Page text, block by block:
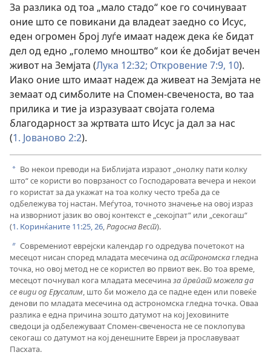
За разлика од тоа „мало стадо“ кое го сочинуваат
оние што се повикани да владеат заедно со Исус,
еден огромен број луѓе имаат надеж дека ќе бидат
дел од едно „големо мноштво“ кои ќе добијат вечен
живот на Земјата (Лука 12:32; Откровение 7:9, 10).
Иако оние што имаат надеж да живеат на Земјата не
земаат од симболите на Спомен-свеченоста, во таа
прилика и тие ја изразуваат својата голема
благодарност за жртвата што Исус ја дал за нас
(1. Јованово 2:2).
a Во некои преводи на Библијата изразот „онолку пати колку
што“ се користи во поврзаност со Господаровата вечера и некои
го користат за да укажат на тоа колку често треба да се
одбележува тој настан. Меѓутоа, точното значење на овој израз
на изворниот јазик во овој контекст е „секојпат“ или „секогаш“
(1. Коринќаните 11:25, 26 Радосна Вест).
b Современиот еврејски календар го одредува почетокот на
месецот нисан според младата месечина одастрономска гледна
точка, но овој метод не се користел во првиот век. Во тоа време,
месецот почнувал кога младата месечиназа првпат можела да
се види од Ерусалим, што би можело да се падне еден или повеќе
денови по младата месечина од астрономска гледна точка. Оваа
разлика е една причина зошто датумот на кој Јеховините
сведоци ја одбележуваат Спомен-свеченоста не се поклопува
секогаш со датумот на кој денешните Евреи ја прославуваат
Пасхата.